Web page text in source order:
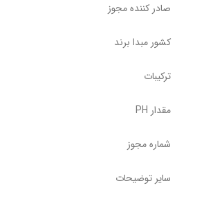
صادر کننده مجوز
کشور مبدا برند
ترکیبات
مقدار PH
شماره مجوز
سایر توضیحات